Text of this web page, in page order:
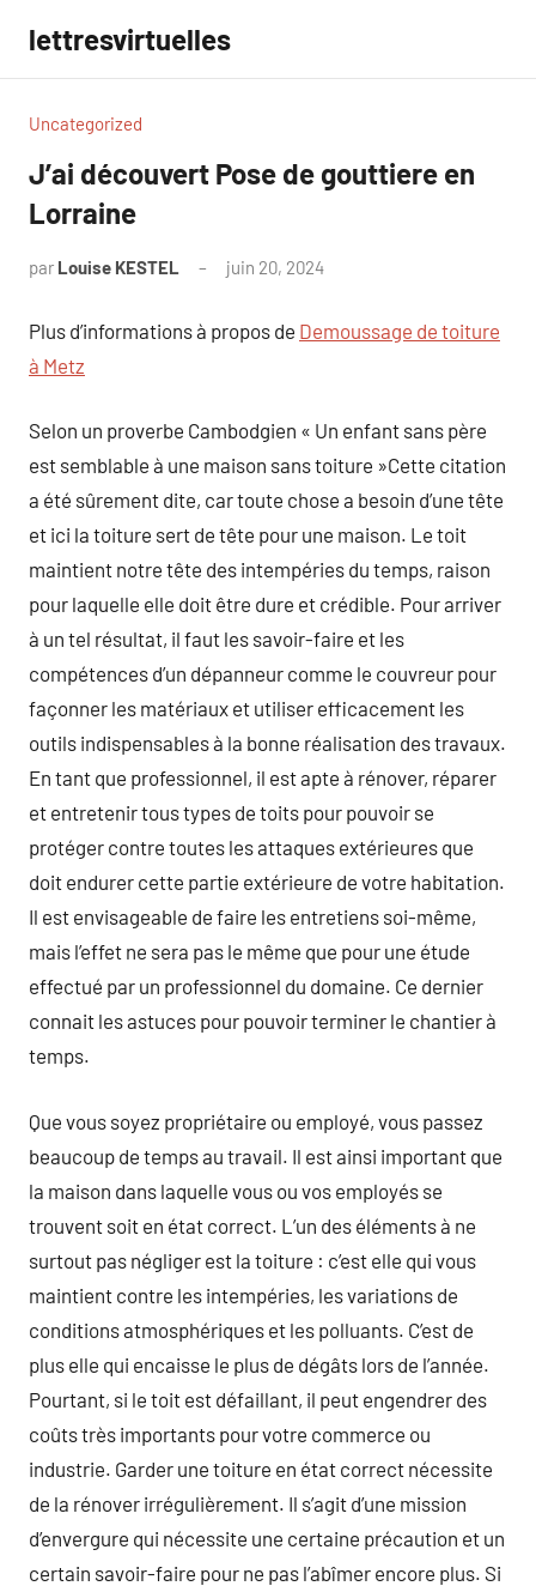
contenu
lettresvirtuelles
Uncategorized
J’ai découvert Pose de gouttiere en
Lorraine
par Louise KESTEL juin 20, 2024
Plus d’informations à propos de Demoussage de toiture
à Metz
Selon un proverbe Cambodgien « Un enfant sans père
est semblable à une maison sans toiture »Cette citation
a été sûrement dite, car toute chose a besoin d’une tête
et ici la toiture sert de tête pour une maison. Le toit
maintient notre tête des intempéries du temps, raison
pour laquelle elle doit être dure et crédible. Pour arriver
à un tel résultat, il faut les savoir-faire et les
compétences d’un dépanneur comme le couvreur pour
façonner les matériaux et utiliser efficacement les
outils indispensables à la bonne réalisation des travaux.
En tant que professionnel, il est apte à rénover, réparer
et entretenir tous types de toits pour pouvoir se
protéger contre toutes les attaques extérieures que
doit endurer cette partie extérieure de votre habitation.
Il est envisageable de faire les entretiens soi-même,
mais l’effet ne sera pas le même que pour une étude
effectué par un professionnel du domaine. Ce dernier
connait les astuces pour pouvoir terminer le chantier à
temps.
Que vous soyez propriétaire ou employé, vous passez
beaucoup de temps au travail. Il est ainsi important que
la maison dans laquelle vous ou vos employés se
trouvent soit en état correct. L’un des éléments à ne
surtout pas négliger est la toiture : c’est elle qui vous
maintient contre les intempéries, les variations de
conditions atmosphériques et les polluants. C’est de
plus elle qui encaisse le plus de dégâts lors de l’année.
Pourtant, si le toit est défaillant, il peut engendrer des
coûts très importants pour votre commerce ou
industrie. Garder une toiture en état correct nécessite
de la rénover irrégulièrement. Il s’agit d’une mission
d’envergure qui nécessite une certaine précaution et un
certain savoir-faire pour ne pas l’abîmer encore plus. Si